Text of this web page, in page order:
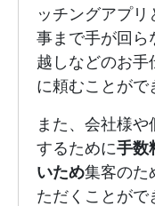
ッチングアプ
事まで手が回ら
越しなどのお手
に頼むことがで
また、会社様
するために手数
いため集客のた
ただくことがで